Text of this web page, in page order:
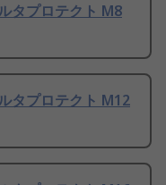
タプロテクト M8
タプロテクト M12